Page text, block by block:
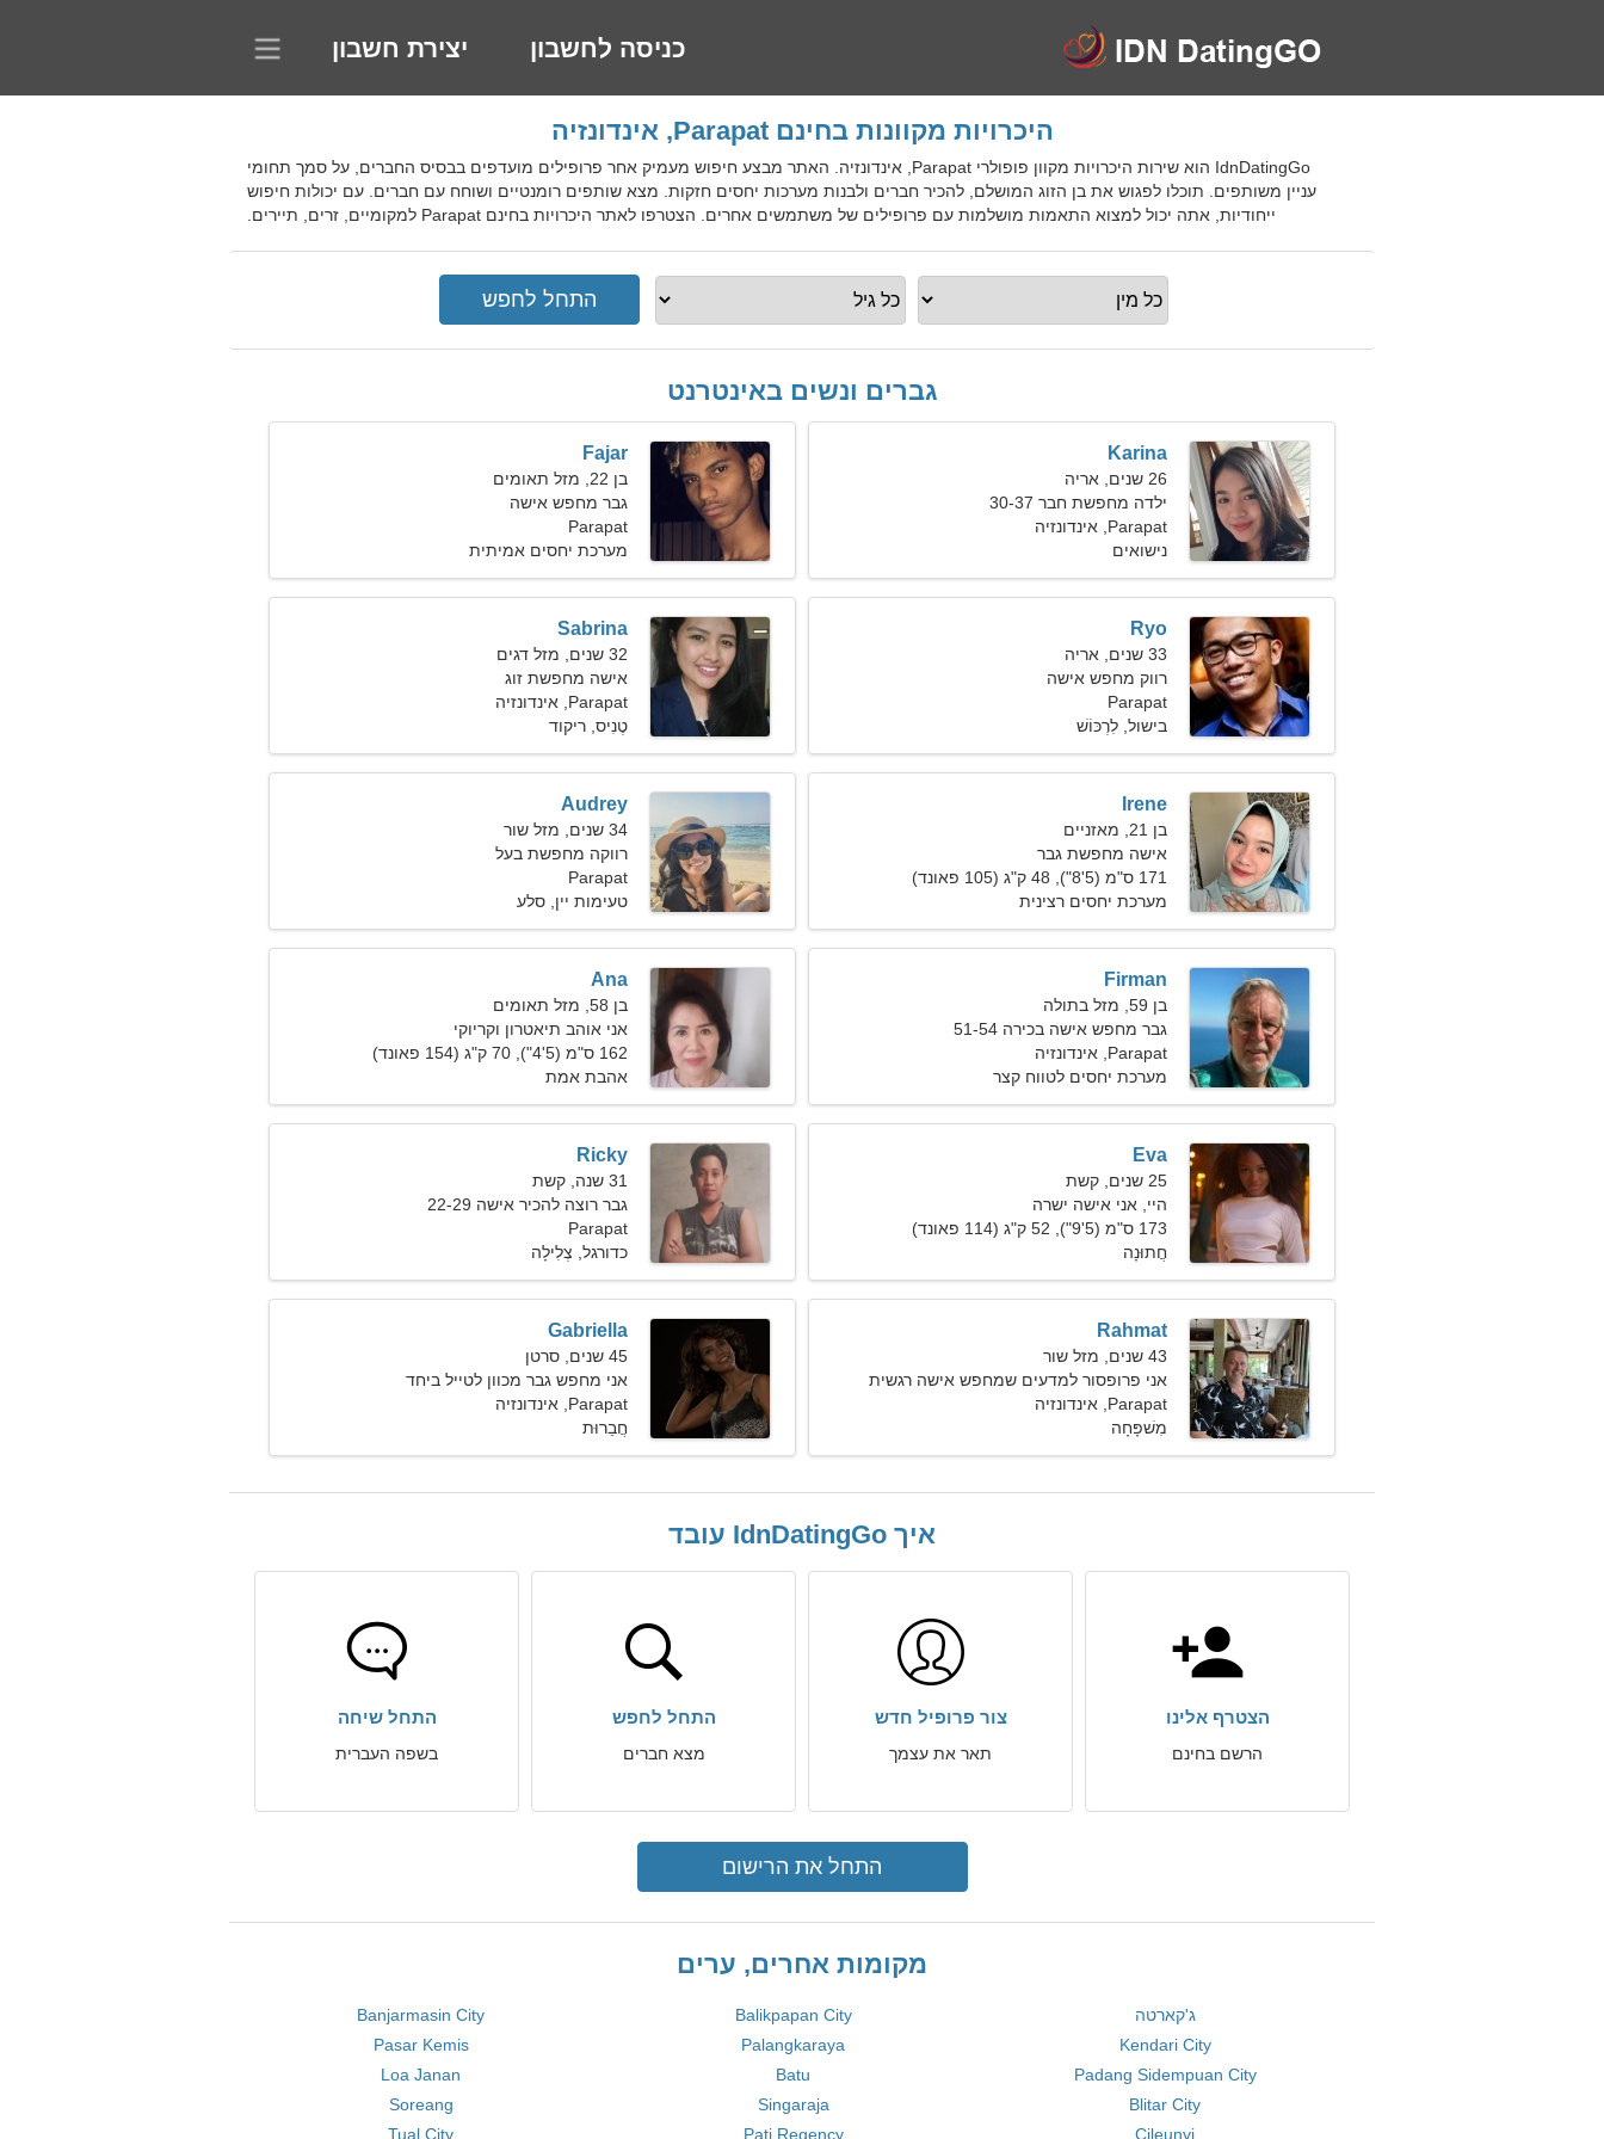
כניסה לחשבון יצירת חשבון
היכרויות מקוונות בחינם Parapat, אינדונזיה
IdnDatingGo הוא שירות היכרויות מקוון פופולרי Parapat, אינדונזיה. האתר מבצע חיפוש מעמיק אחר פרופילים מועדפים בבסיס החברים, על סמך תחומי
עניין משותפים. תוכלו לפגוש את בן הזוג המושלם, להכיר חברים ולבנות מערכות יחסים חזקות. מצא שותפים רומנטיים ושוחח עם חברים. עם יכולות חיפוש
ייחודיות, אתה יכול למצוא התאמות מושלמות עם פרופילים של משתמשים אחרים. הצטרפו לאתר היכרויות בחינם Parapat למקומיים, זרים, תיירים.
גברים ונשים באינטרנט
Karina
26 שנים, אריה
ילדה מחפשת חבר 30-37
Parapat, אינדונזיה
נישואים
Fajar
בן 22, מזל תאומים
גבר מחפש אישה
Parapat
מערכת יחסים אמיתית
Ryo
33 שנים, אריה
רווק מחפש אישה
Parapat
בישול, לִרְכּוֹשׁ
Sabrina
32 שנים, מזל דגים
אישה מחפשת זוג
Parapat, אינדונזיה
טֶנִיס, ריקוד
Irene
בן 21, מאזניים
אישה מחפשת גבר
171 ס"מ (5'8"), 48 ק"ג (105 פאונד)
מערכת יחסים רצינית
Audrey
34 שנים, מזל שור
רווקה מחפשת בעל
Parapat
טעימות יין, סלע
Firman
בן 59, מזל בתולה
גבר מחפש אישה בכירה 51-54
Parapat, אינדונזיה
מערכת יחסים לטווח קצר
Ana
בן 58, מזל תאומים
אני אוהב תיאטרון וקריוקי
162 ס"מ (5'4"), 70 ק"ג (154 פאונד)
אהבת אמת
Eva
25 שנים, קשת
היי, אני אישה ישרה
173 ס"מ (5'9"), 52 ק"ג (114 פאונד)
חֲתוּנָה
Ricky
31 שנה, קשת
גבר רוצה להכיר אישה 22-29
Parapat
כדורגל, צְלִילָה
Rahmat
43 שנים, מזל שור
אני פרופסור למדעים שמחפש אישה רגשית
Parapat, אינדונזיה
מִשׁפָּחָה
Gabriella
45 שנים, סרטן
אני מחפש גבר מכוון לטייל ביחד
Parapat, אינדונזיה
חֲבֵרוּת
איך IdnDatingGo עובד
הצטרף אלינו
הרשם בחינם
צור פרופיל חדש
תאר את עצמך
התחל לחפש
מצא חברים
התחל שיחה
בשפה העברית
התחל את הרישום
מקומות אחרים, ערים
ג'קארטה Balikpapan City
Banjarmasin City
Kendari City
Palangkaraya
Pasar Kemis
Padang Sidempuan City
Batu
Loa Janan
Blitar City
Singaraja
Soreang
Cileunyi
Pati Regency
Tual City